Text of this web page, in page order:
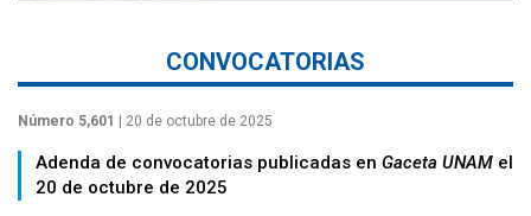
CONVOCATORIAS
Número 5,601 | 20 de octubre de 2025
Adenda de convocatorias publicadas en Gaceta UNAM el
20 de octubre de 2025